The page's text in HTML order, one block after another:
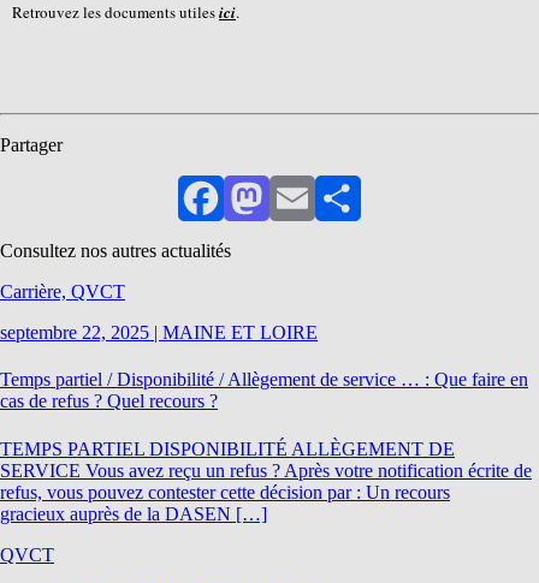
Retrouvez les documents utilesici.
Partager
FacebookMastodon
EmailPartager
Consultez nos autres actualités
Carrière, QVCT
septembre 22, 2025 | MAINE ET LOIRE
Temps partiel / Disponibilité / Allègement de service … : Que faire en
cas de refus ? Quel recours ?
TEMPS PARTIEL DISPONIBILITÉ ALLÈGEMENT DE
SERVICE Vous avez reçu un refus ? Après votre notification écrite de
refus, vous pouvez contester cette décision par : Un recours
gracieux auprès de la DASEN […]
QVCT